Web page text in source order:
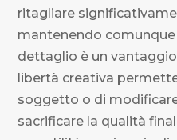
ritagliare
mantenendo
dettaglio è un
libertà creativa
soggetto o di
sacrificare la qualità